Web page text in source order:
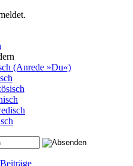
(Anrede »Du«)